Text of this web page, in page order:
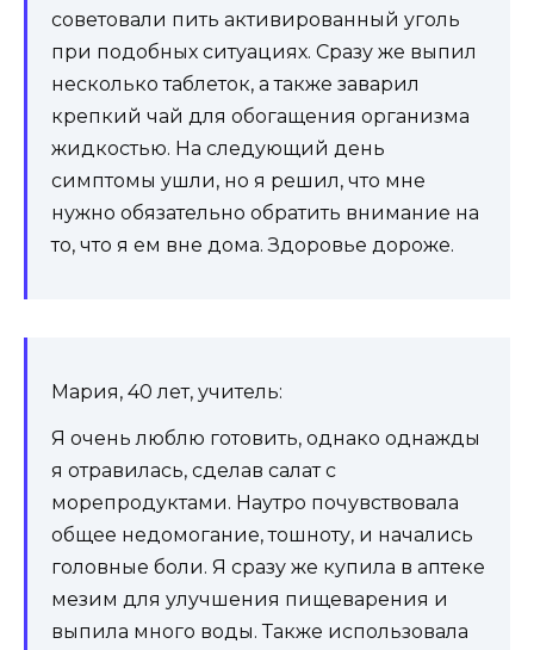
советовали пить активированный уголь
при подобных ситуациях. Сразу же выпил
несколько таблеток, а также заварил
крепкий чай для обогащения организма
жидкостью. На следующий день
симптомы ушли, но я решил, что мне
нужно обязательно обратить внимание на
то, что я ем вне дома. Здоровье дороже.
Мария, 40 лет, учитель:
Я очень люблю готовить, однако однажды
я отравилась, сделав салат с
морепродуктами. Наутро почувствовала
общее недомогание, тошноту, и начались
головные боли. Я сразу же купила в аптеке
мезим для улучшения пищеварения и
выпила много воды. Также использовала